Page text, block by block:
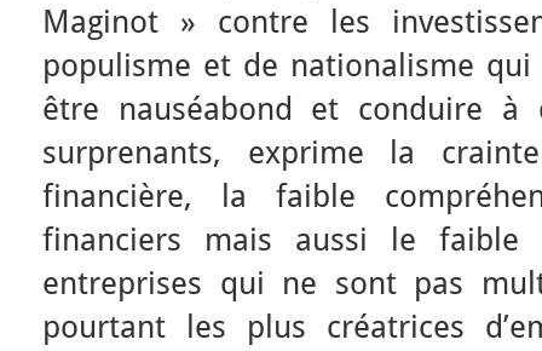
Maginot » contre les
populisme et de nationalisme
être nauséabond et conduire à
surprenants, exprime la
financière, la faible
financiers mais aussi le faible
entreprises qui ne sont pas
pourtant les plus créatrices